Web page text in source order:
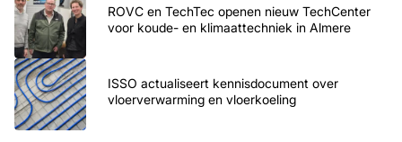
ROVC en TechTec openen nieuw TechCenter
voor koude- en klimaattechniek in Almere
ISSO actualiseert kennisdocument over
vloerverwarming en vloerkoeling